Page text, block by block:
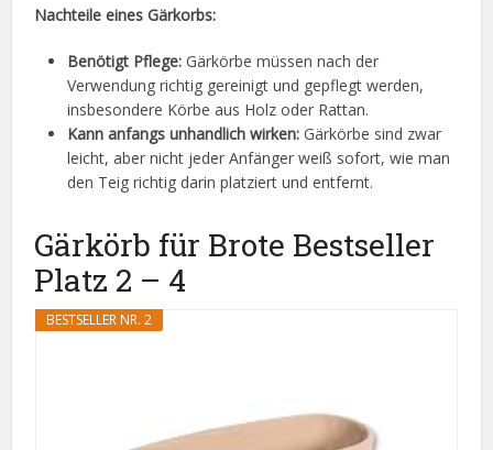
Nachteile eines Gärkorbs:
Benötigt Pflege: Gärkörbe müssen nach der
Verwendung richtig gereinigt und gepflegt werden,
insbesondere Körbe aus Holz oder Rattan.
Kann anfangs unhandlich wirken: Gärkörbe sind zwar
leicht, aber nicht jeder Anfänger weiß sofort, wie man
den Teig richtig darin platziert und entfernt.
Gärkörb für Brote Bestseller
Platz 2 – 4
BESTSELLER NR. 2